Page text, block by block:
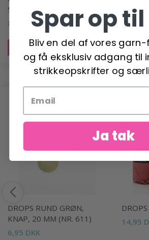
STARTER SET, BLÅ, 13 CM
808,00 DKK
Læg i kurv
BLÅ,
Læg i
ANDRE HAR OGSÅ SET
DROPS RUND GRØN,
KNAP, 20 MM (NR. 611)
6,95 DKK
14,95
Spar op til
Bliv en del af vores
og få eksklusiv adgang til
strikkeopskrifter og
Ja tak